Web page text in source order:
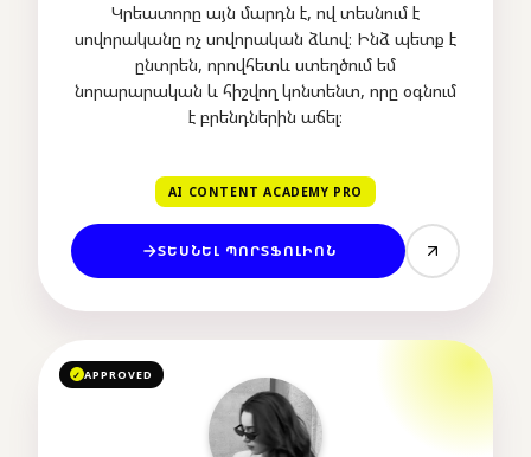
Կրեատորը այն մարդն է, ով տեսնում է
սովորականը ոչ սովորական ձևով։ Ինձ պետք է
ընտրեն, որովհետև ստեղծում եմ
նորարարական և հիշվող կոնտենտ, որը օգնում
է բրենդներին աճել։
AI CONTENT ACADEMY PRO
ՏԵՍՆԵԼ ՊՈՐՏՖՈԼԻՈՆ
✓ APPROVED